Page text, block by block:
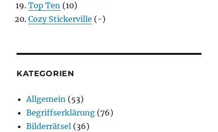
Top Ten (10)
Cozy Stickerville (-)
KATEGORIEN
Allgemein (53)
Begriffserklärung (76)
Bilderrätsel (36)